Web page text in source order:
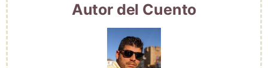
Autor del Cuento